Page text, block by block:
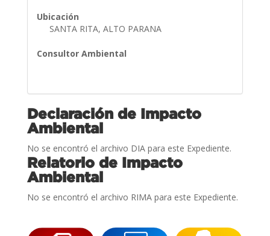
Ubicación
SANTA RITA, ALTO PARANA
Consultor Ambiental
Declaración de Impacto
Ambiental
No se encontró el archivo DIA para este Expediente.
Relatorio de Impacto
Ambiental
No se encontró el archivo RIMA para este Expediente.